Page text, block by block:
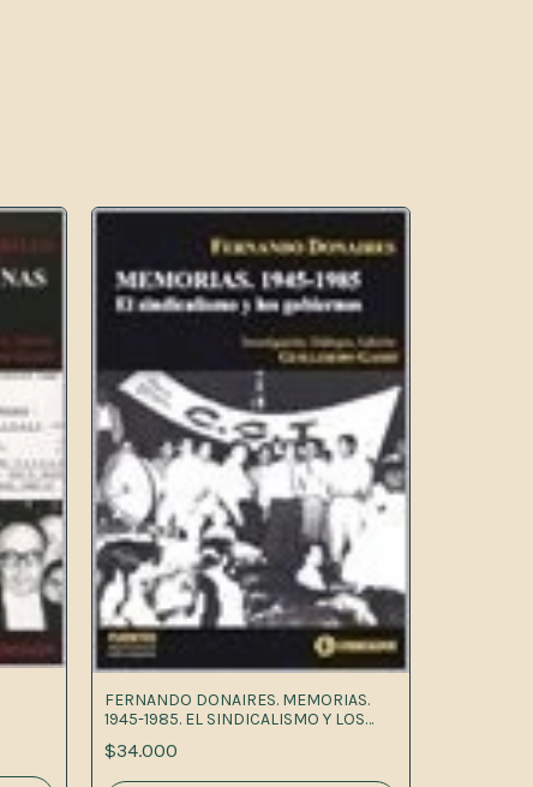
FERNANDO DONAIRES. MEMORIAS.
1945-1985. EL SINDICALISMO Y LOS
GOBIERNOS1A.ED
$34.000